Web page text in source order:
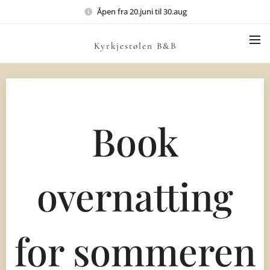
Åpen fra 20.juni til 30.aug
Kyrkjestølen B&B
Book
overnatting
for sommeren